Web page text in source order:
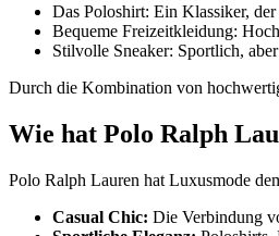
Das Poloshirt: Ein Klassiker,
Bequeme Freizeitkleidung:
Stilvolle Sneaker: Sportlich,
Durch die Kombination von
Wie hat Polo Ralph
Polo Ralph Lauren hat Luxusmode
Casual Chic: Die Verbindung